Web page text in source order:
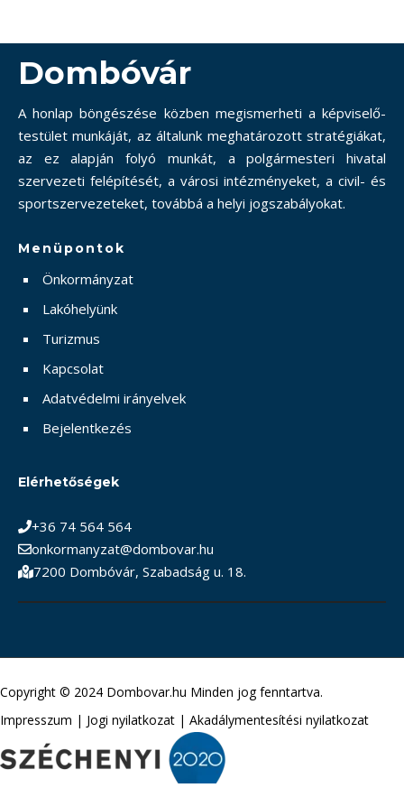
Dombóvár
A honlap böngészése közben megismerheti a képviselő-
testület munkáját, az általunk meghatározott stratégiákat,
az ez alapján folyó munkát, a polgármesteri hivatal
szervezeti felépítését, a városi intézményeket, a civil- és
sportszervezeteket, továbbá a helyi jogszabályokat.
Menüpontok
Önkormányzat
Lakóhelyünk
Turizmus
Kapcsolat
Adatvédelmi irányelvek
Bejelentkezés
Elérhetőségek
+36 74 564 564
onkormanyzat@dombovar.hu
7200 Dombóvár, Szabadság u. 18.
Copyright © 2024 Dombovar.hu Minden jog fenntartva.
Impresszum | Jogi nyilatkozat | Akadálymentesítési nyilatkozat